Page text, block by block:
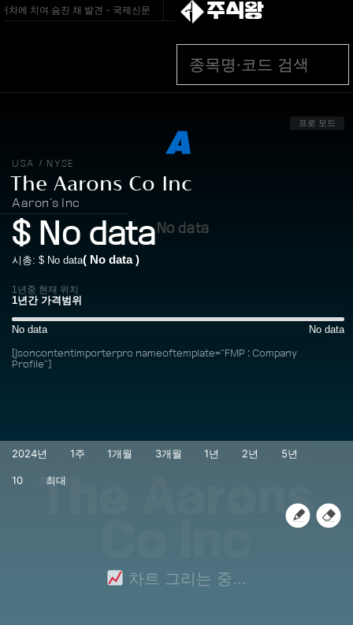
에 치여 숨진 채 발견 - 국제신문 [속보] 강릉 시간당 70㎜ 넘는 폭우…침수
주식왕
프로 모드
USA / NYSE
The Aarons Co Inc
Aaron’s Inc
$ No dataNo data
시총: $ No data( No data)
1년중 현재 위치
No data No data
[jsoncontentimporterpro nameoftemplate="FMP : Company
Profile"]
The Aarons
차트 그리는 중...